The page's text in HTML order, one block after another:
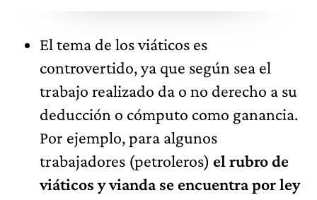
El tema de los viáticos es
controvertido, ya que según sea el
trabajo realizado da o no derecho a su
deducción o cómputo como ganancia.
Por ejemplo, para algunos
trabajadores (petroleros) el rubro de
viáticos y vianda se encuentra por ley